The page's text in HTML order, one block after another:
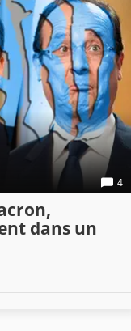
4
dans un